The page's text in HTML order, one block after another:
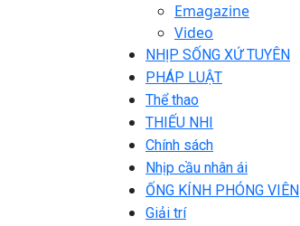
Emagazine
Video
NHỊP SỐNG XỨ TUYÊN
PHÁP LUẬT
Thể thao
THIẾU NHI
Chính sách
Nhịp cầu nhân ái
ỐNG KÍNH PHÓNG VIÊN
Giải trí